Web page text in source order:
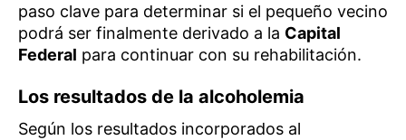
paso clave para determinar si el pequeño vecino
podrá ser finalmente derivado a la Capital
Federal para continuar con su rehabilitación.
Los resultados de la alcoholemia
Según los resultados incorporados al